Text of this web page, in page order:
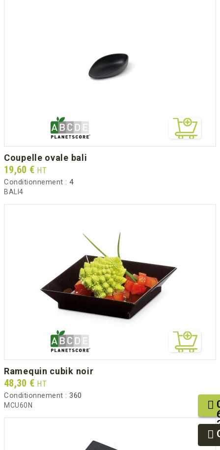
coupelle ovale bali
Prix
19,60 € HT
Conditionnement : 4
BALI4
ramequin cubik noir
Prix
48,30 € HT
Conditionnement : 360
MCU60N